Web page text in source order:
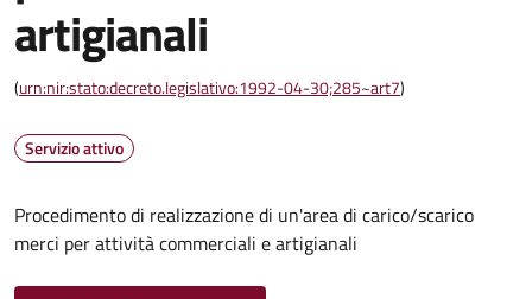
artigianali
(urn:nir:stato:decreto.legislativo:1992-04-30;285~art7)
Servizio attivo
Procedimento di realizzazione di un'area di carico/scarico
merci per attività commerciali e artigianali